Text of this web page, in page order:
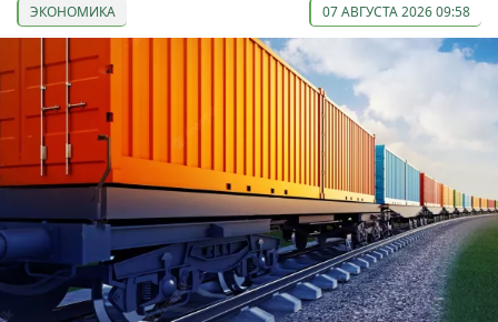
ЭКОНОМИКА 07 АВГУСТА 2026 09:58